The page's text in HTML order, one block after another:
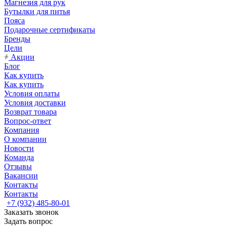
Магнезия для рук
Бутылки для питья
Пояса
Подарочные сертификаты
Бренды
Цели
Акции
Блог
Как купить
Как купить
Условия оплаты
Условия доставки
Возврат товара
Вопрос-ответ
Компания
О компании
Новости
Команда
Отзывы
Вакансии
Контакты
Контакты
+7 (932) 485-80-01
Заказать звонок
Задать вопрос